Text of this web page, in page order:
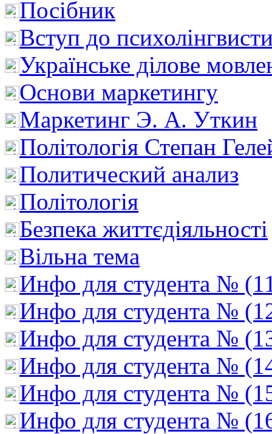
Посібник
Вступ до
Українське ділове
Основи маркетингу
Маркетинг Э. А. Уткин
Політологія Степан
Политический анализ
Політологія
Безпека життєдіяльності
Вільна тема
Инфо для студента №
Инфо для студента №
Инфо для студента №
Инфо для студента №
Инфо для студента №
Инфо для студента №